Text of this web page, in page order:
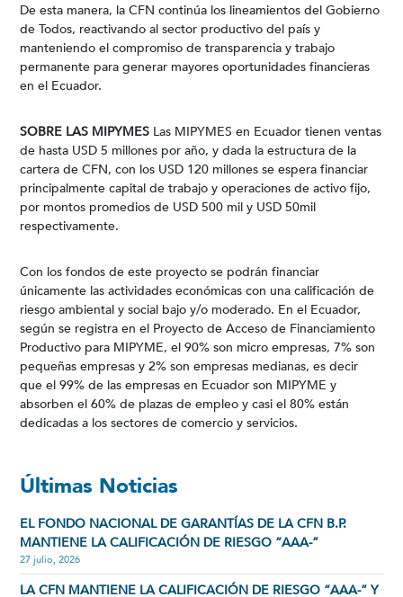
De esta manera, la CFN continúa los lineamientos del Gobierno
de Todos, reactivando al sector productivo del país y
manteniendo el compromiso de transparencia y trabajo
permanente para generar mayores oportunidades financieras
en el Ecuador.
SOBRE LAS MIPYMES Las MIPYMES en Ecuador tienen ventas
de hasta USD 5 millones por año, y dada la estructura de la
cartera de CFN, con los USD 120 millones se espera financiar
principalmente capital de trabajo y operaciones de activo fijo,
por montos promedios de USD 500 mil y USD 50mil
respectivamente.
Con los fondos de este proyecto se podrán financiar
únicamente las actividades económicas con una calificación de
riesgo ambiental y social bajo y/o moderado. En el Ecuador,
según se registra en el Proyecto de Acceso de Financiamiento
Productivo para MIPYME, el 90% son micro empresas, 7% son
pequeñas empresas y 2% son empresas medianas, es decir
que el 99% de las empresas en Ecuador son MIPYME y
absorben el 60% de plazas de empleo y casi el 80% están
dedicadas a los sectores de comercio y servicios.
Últimas Noticias
EL FONDO NACIONAL DE GARANTÍAS DE LA CFN B.P.
MANTIENE LA CALIFICACIÓN DE RIESGO “AAA-”
27 julio, 2026
LA CFN MANTIENE LA CALIFICACIÓN DE RIESGO “AAA-” Y